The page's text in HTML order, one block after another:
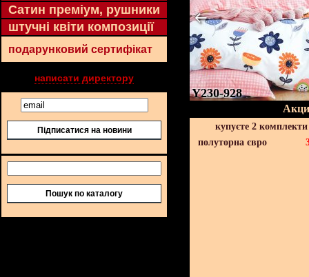
Сатин преміум, рушники
штучні квіти композиції
подарунковий сертифікат
написати директору
Підписатися на новини
Пошук по каталогу
Y230-928
купуєте 2
полуторна євро